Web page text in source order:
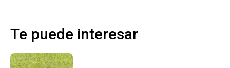
Te puede interesar